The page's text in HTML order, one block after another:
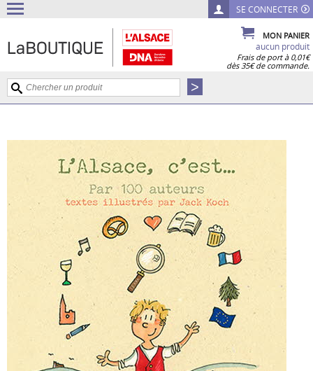
SE CONNECTER
MON PANIER
aucun produit
Frais de port à 0,01€
dès 35€ de commande.